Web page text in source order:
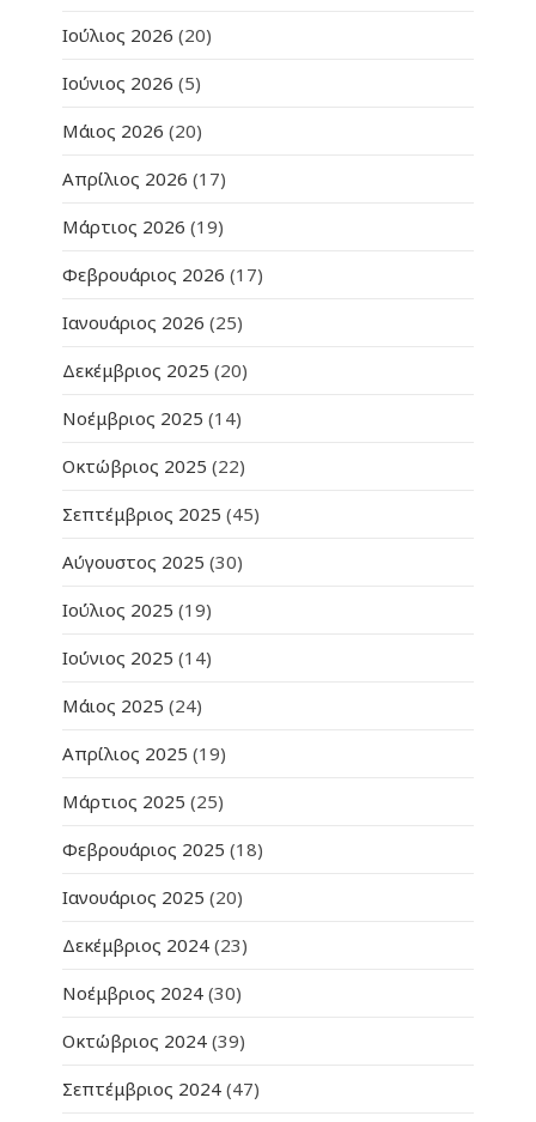
Ιούλιος 2026 (20)
Ιούνιος 2026 (5)
Μάιος 2026 (20)
Απρίλιος 2026 (17)
Μάρτιος 2026 (19)
Φεβρουάριος 2026 (17)
Ιανουάριος 2026 (25)
Δεκέμβριος 2025 (20)
Νοέμβριος 2025 (14)
Οκτώβριος 2025 (22)
Σεπτέμβριος 2025 (45)
Αύγουστος 2025 (30)
Ιούλιος 2025 (19)
Ιούνιος 2025 (14)
Μάιος 2025 (24)
Απρίλιος 2025 (19)
Μάρτιος 2025 (25)
Φεβρουάριος 2025 (18)
Ιανουάριος 2025 (20)
Δεκέμβριος 2024 (23)
Νοέμβριος 2024 (30)
Οκτώβριος 2024 (39)
Σεπτέμβριος 2024 (47)